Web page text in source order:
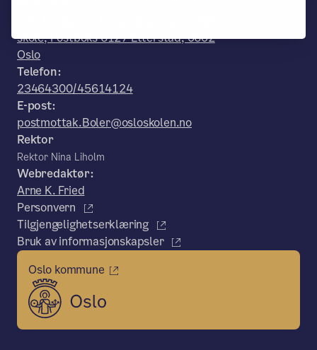
skole, Postboks 6127 Etterstad, 0602
Oslo
Telefon:
23464300/45614124
E-post:
postmottak.Boler@osloskolen.no
Rektor
Rektor Nina Liholm
Webredaktør:
Arne K. Fried
Personvern
Tilgjengelighetserklæring
Bruk av informasjonskapsler
Oslo kommune